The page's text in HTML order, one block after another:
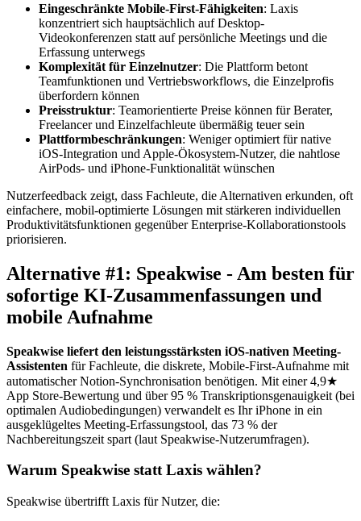
Eingeschränkte Mobile-First-Fähigkeiten: Laxis
konzentriert sich hauptsächlich auf Desktop-
Videokonferenzen statt auf persönliche Meetings und die
Erfassung unterwegs
Komplexität für Einzelnutzer: Die Plattform betont
Teamfunktionen und Vertriebsworkflows, die Einzelprofis
überfordern können
Preisstruktur: Teamorientierte Preise können für Berater,
Freelancer und Einzelfachleute übermäßig teuer sein
Plattformbeschränkungen: Weniger optimiert für native
iOS-Integration und Apple-Ökosystem-Nutzer, die nahtlose
AirPods- und iPhone-Funktionalität wünschen
Nutzerfeedback zeigt, dass Fachleute, die Alternativen erkunden, oft
einfachere, mobil-optimierte Lösungen mit stärkeren individuellen
Produktivitätsfunktionen gegenüber Enterprise-Kollaborationstools
priorisieren.
Alternative #1: Speakwise - Am besten für
sofortige KI-Zusammenfassungen und
mobile Aufnahme
Speakwise liefert den leistungsstärksten iOS-nativen Meeting-
Assistenten für Fachleute, die diskrete, Mobile-First-Aufnahme mit
automatischer Notion-Synchronisation benötigen. Mit einer 4,9★
App Store-Bewertung und über 95 % Transkriptionsgenauigkeit (bei
optimalen Audiobedingungen) verwandelt es Ihr iPhone in ein
ausgeklügeltes Meeting-Erfassungstool, das 73 % der
Nachbereitungszeit spart (laut Speakwise-Nutzerumfragen).
Warum Speakwise statt Laxis wählen?
Speakwise übertrifft Laxis für Nutzer, die: